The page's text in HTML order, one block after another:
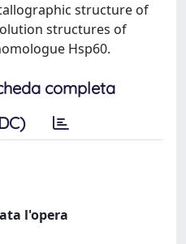
structure of
structures of
Hsp60.
completa
l'opera